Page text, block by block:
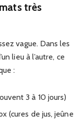
très
vague. Dans les
lieu à l’autre, ce
:
3 à 10 jours)
(cures de jus, jeûne